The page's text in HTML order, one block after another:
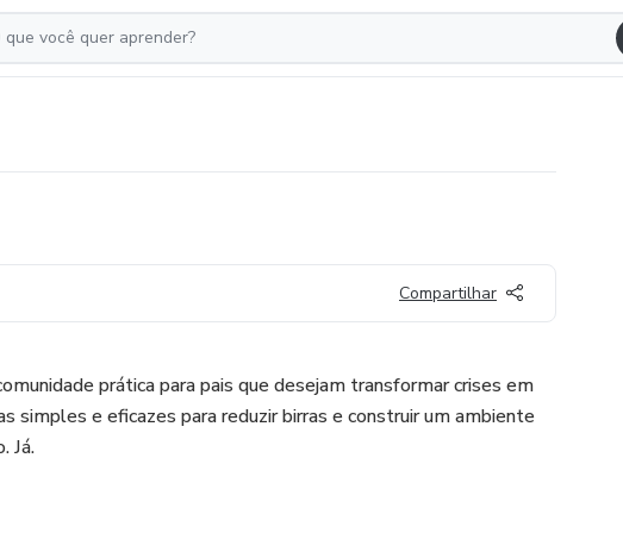
Compartilhar
prática para pais que desejam transformar crises em
simples e eficazes para reduzir birras e construir um ambiente
Já.